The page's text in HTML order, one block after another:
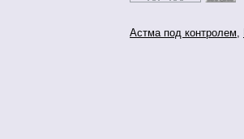
Астма под контролем,